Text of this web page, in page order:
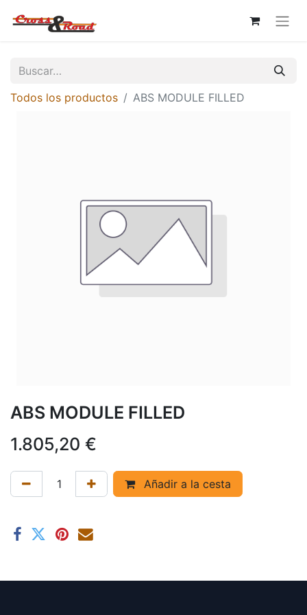
Todos los productos ABS MODULE FILLED
ABS MODULE FILLED
1.805,20 €
Añadir a la cesta